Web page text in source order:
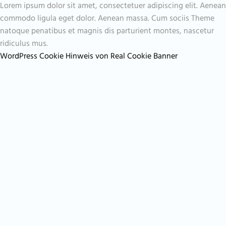
Lorem ipsum dolor sit amet, consectetuer adipiscing elit. Aenean
commodo ligula eget dolor. Aenean massa. Cum sociis Theme
natoque penatibus et magnis dis parturient montes, nascetur
ridiculus mus.
WordPress Cookie Hinweis von Real Cookie Banner